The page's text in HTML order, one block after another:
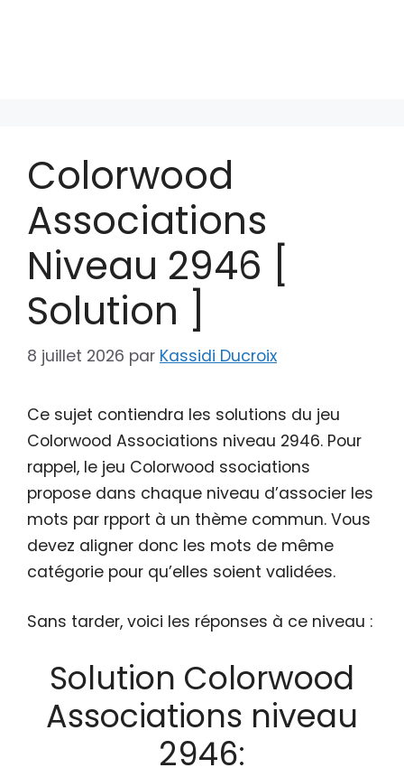
Colorwood
Associations
Niveau 2946 [
Solution ]
8 juillet 2026 par Kassidi Ducroix
Ce sujet contiendra les solutions du jeu
Colorwood Associations niveau 2946. Pour
rappel, le jeu Colorwood ssociations
propose dans chaque niveau d’associer les
mots par rpport à un thème commun. Vous
devez aligner donc les mots de même
catégorie pour qu’elles soient validées.
Sans tarder, voici les réponses à ce niveau :
Solution Colorwood
Associations niveau
2946: